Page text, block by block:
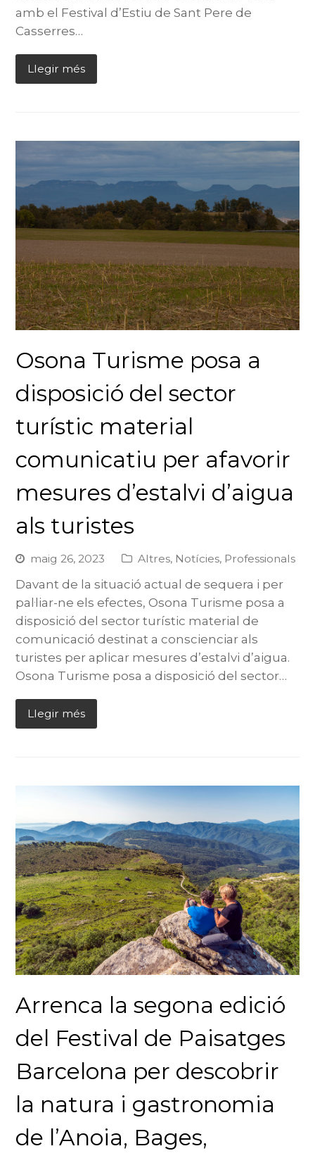
amb el Festival d’Estiu de Sant Pere de
Casserres…
Llegir més
Osona Turisme posa a
disposició del sector
turístic material
comunicatiu per afavorir
mesures d’estalvi d’aigua
als turistes
maig 26, 2023 Altres, Notícies, Professionals
Davant de la situació actual de sequera i per
pal·liar-ne els efectes, Osona Turisme posa a
disposició del sector turístic material de
comunicació destinat a conscienciar als
turistes per aplicar mesures d’estalvi d’aigua.
Osona Turisme posa a disposició del sector…
Llegir més
Arrenca la segona edició
del Festival de Paisatges
Barcelona per descobrir
la natura i gastronomia
de l’Anoia, Bages,